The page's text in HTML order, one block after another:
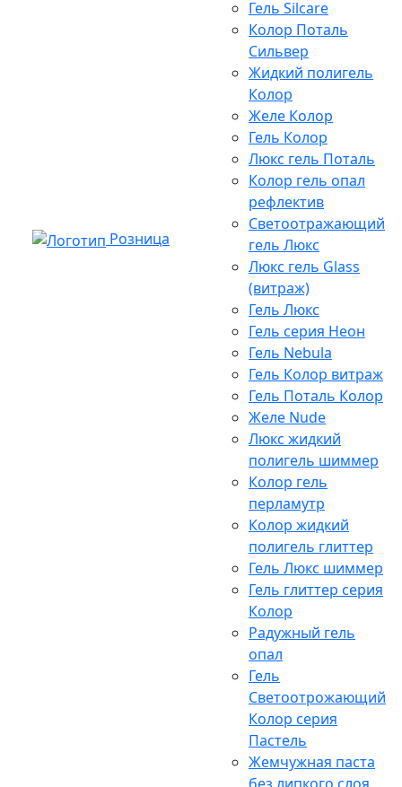
Розница
Гель Silcare
Колор Поталь
Сильвер
Жидкий полигель
Колор
Желе Колор
Гель Колор
Люкс гель Поталь
Колор гель опал
рефлектив
Светоотражающий
гель Люкс
Люкс гель Glass
(витраж)
Гель Люкс
Гель серия Неон
Гель Nebula
Гель Колор витраж
Гель Поталь Колор
Желе Nude
Люкс жидкий
полигель шиммер
Колор гель
перламутр
Колор жидкий
полигель глиттер
Гель Люкс шиммер
Гель глиттер серия
Колор
Радужный гель
опал
Гель
Светоотрожающий
Колор серия
Пастель
Жемчужная паста